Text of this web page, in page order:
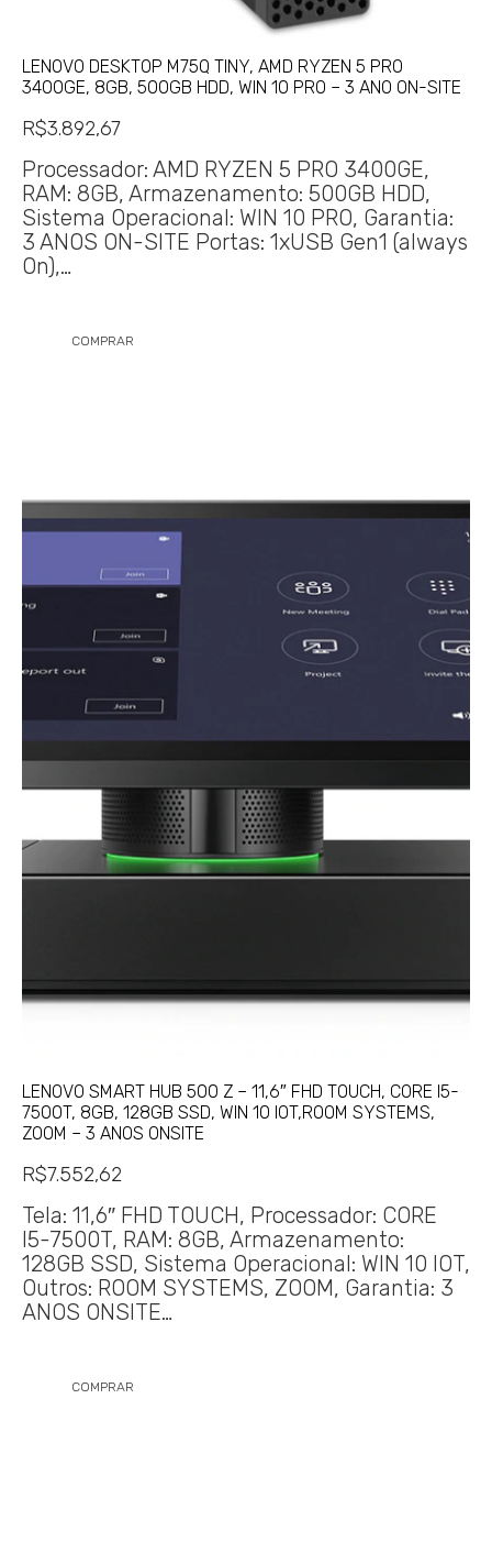
LENOVO DESKTOP M75Q TINY, AMD RYZEN 5 PRO
3400GE, 8GB, 500GB HDD, WIN 10 PRO – 3 ANO ON-SITE
R$3.892,67
Processador: AMD RYZEN 5 PRO 3400GE,
RAM: 8GB, Armazenamento: 500GB HDD,
Sistema Operacional: WIN 10 PRO, Garantia:
3 ANOS ON-SITE Portas: 1xUSB Gen1 (always
On),…
COMPRAR
LENOVO SMART HUB 500 Z – 11,6″ FHD TOUCH, CORE I5-
7500T, 8GB, 128GB SSD, WIN 10 IOT,ROOM SYSTEMS,
ZOOM – 3 ANOS ONSITE
R$7.552,62
Tela: 11,6″ FHD TOUCH, Processador: CORE
I5-7500T, RAM: 8GB, Armazenamento:
128GB SSD, Sistema Operacional: WIN 10 IOT,
Outros: ROOM SYSTEMS, ZOOM, Garantia: 3
ANOS ONSITE…
COMPRAR